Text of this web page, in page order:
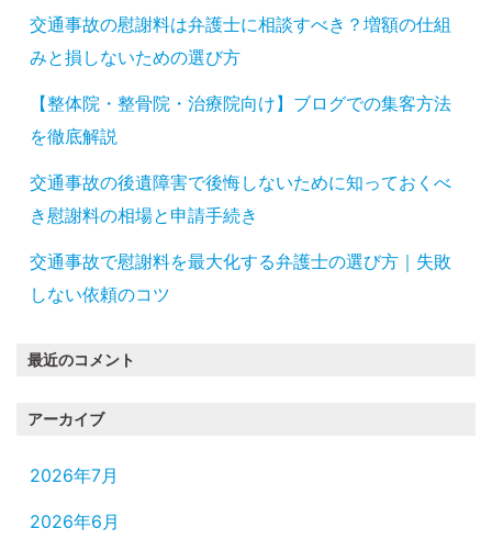
交通事故の慰謝料は弁護士に相談すべき？増額の仕組
みと損しないための選び方
【整体院・整骨院・治療院向け】ブログでの集客方法
を徹底解説
交通事故の後遺障害で後悔しないために知っておくべ
き慰謝料の相場と申請手続き
交通事故で慰謝料を最大化する弁護士の選び方｜失敗
しない依頼のコツ
最近のコメント
アーカイブ
2026年7月
2026年6月